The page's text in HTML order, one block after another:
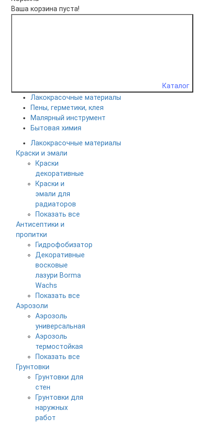
Ваша корзина пуста!
Каталог
Лакокрасочные материалы
Пены, герметики, клея
Малярный инструмент
Бытовая химия
Лакокрасочные материалы
Краски и эмали
Краски
декоративные
Краски и
эмали для
радиаторов
Показать все
Антисептики и
пропитки
Гидрофобизатор
Декоративные
восковые
лазури Borma
Wachs
Показать все
Аэрозоли
Аэрозоль
универсальная
Аэрозоль
термостойкая
Показать все
Грунтовки
Грунтовки для
стен
Грунтовки для
наружных
работ